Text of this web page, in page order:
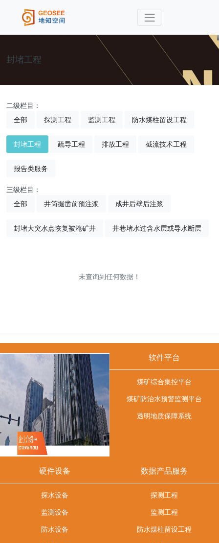
封堵工程
二级栏目：
全部
探测工程 监测工程 防水煤柱留设工程
封堵工程 疏导工程 排放工程 截流技术工程
报告类服务
三级栏目：
全部
井筒掘凿前预注浆 成井后壁后注浆
封堵大突水点恢复被淹矿井 井巷堵水过含水层或导水断层
未查询到任何数据！
软件平台
煤矿综合集控平台
煤矿防治水预警监测平台
透明地质保障系统
硬件设备
探水设备
监测设备
防水设备
数据产品服务
探测工程
监测工程
防水煤柱留设工程